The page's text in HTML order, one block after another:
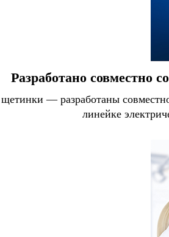
Разработано совместно
— разработаны
линейке